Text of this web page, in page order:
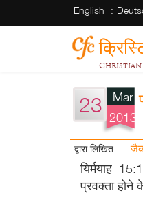
English
Christian
23
Mar
2013
द्वारा लिखित :
यिर्मयाह
प्रवक्ता